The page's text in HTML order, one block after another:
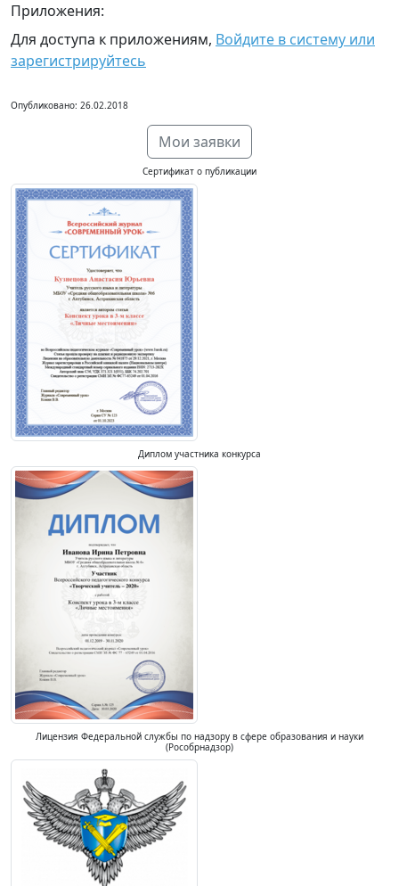
Приложения:
Для доступа к приложениям, Войдите в систему или
зарегистрируйтесь
Опубликовано: 26.02.2018
Мои заявки
Сертификат о публикации
Диплом участника конкурса
Лицензия Федеральной службы по надзору в сфере образования и науки
(Рособрнадзор)